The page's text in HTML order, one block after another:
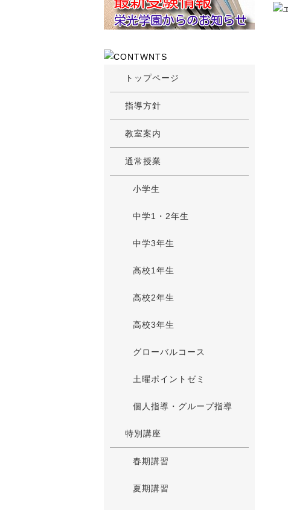
トップページ
指導方針
教室案内
通常授業
小学生
中学1・2年生
中学3年生
高校1年生
高校2年生
高校3年生
グローバルコース
土曜ポイントゼミ
個人指導・グループ指導
特別講座
春期講習
夏期講習